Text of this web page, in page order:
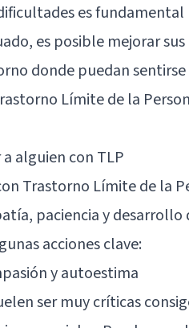
es
es posible mejorar
donde puedan
Límite de la
alguien con TLP
Trastorno Límite de la
paciencia y
acciones clave:
y autoestima
ser muy críticas